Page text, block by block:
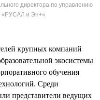
директора по управлению
«РУСАЛ и Эн+»
крупных компаний
экосистемы
обучения
Среди
представители ведущих